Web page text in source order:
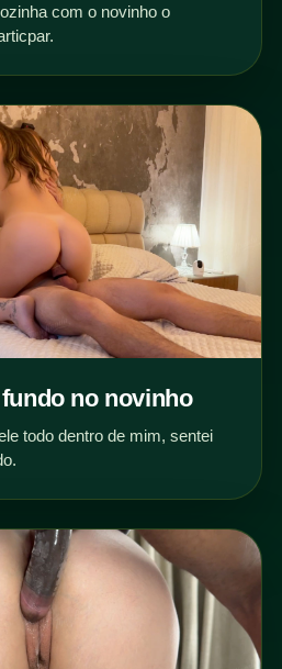
com o novinho o
no novinho
todo dentro de mim, sentei